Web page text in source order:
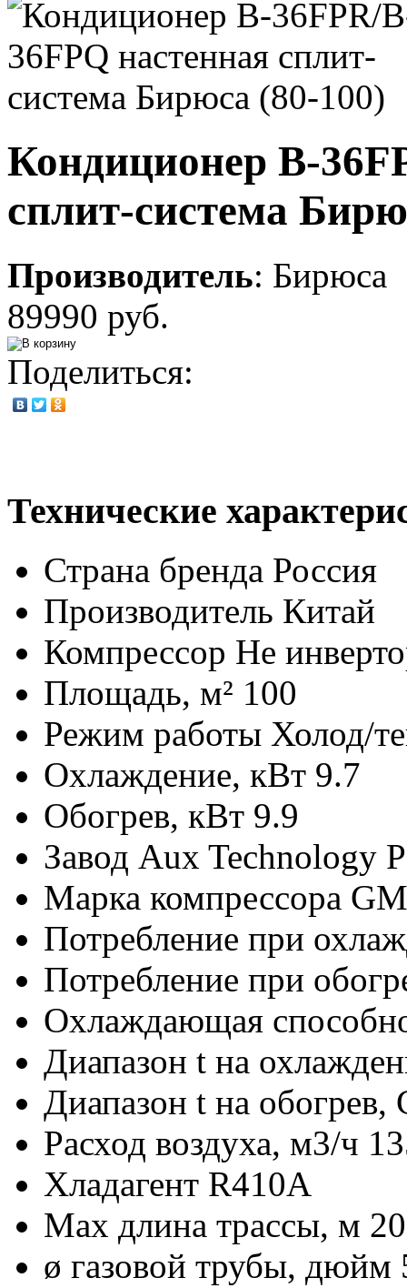
Кондиционер B-
сплит-система
Производитель: Бирюса
89990 руб.
Поделиться:
Технические
Страна бренда Россия
Производитель Китай
Компрессор Не
Площадь, м² 100
Режим работы Холод/
Охлаждение, кВт 9.7
Обогрев, кВт 9.9
Завод Aux Technology
Марка компрессора
Потребление при
Потребление при
Охлаждающая
Диапазон t на
Диапазон t на
Расход воздуха, м3/ч
Хладагент R410A
Max длина трассы, м 20
ø газовой трубы, дюйм